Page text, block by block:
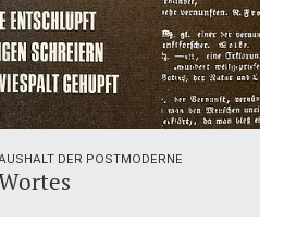
DER POSTMODERNE